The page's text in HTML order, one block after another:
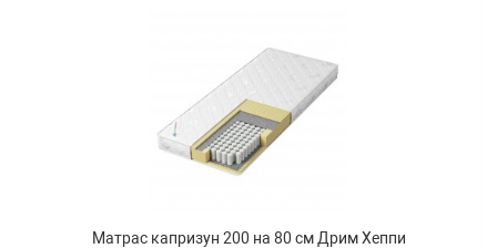
Матрас капризун 200 на 80 см Дрим Хеппи